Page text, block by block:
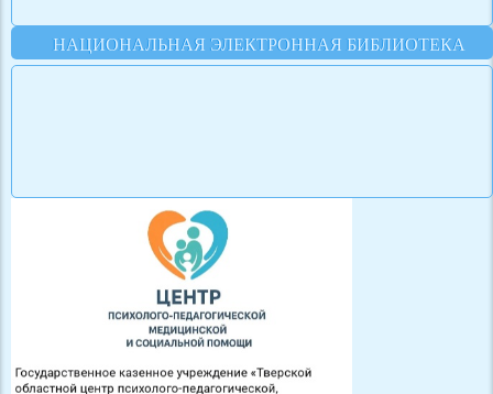
НАЦИОНАЛЬНАЯ ЭЛЕКТРОННАЯ БИБЛИОТЕКА